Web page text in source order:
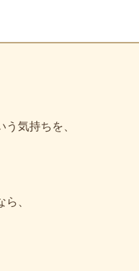
気持ちを、
、